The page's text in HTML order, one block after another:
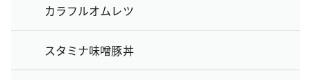
カラフルオムレツ
スタミナ味噌豚丼